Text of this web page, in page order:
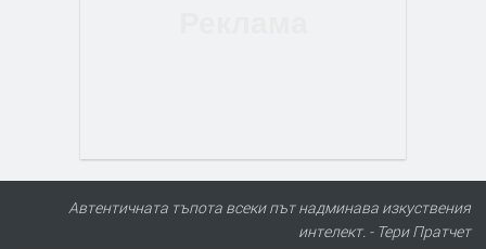
Автентичната тъпота всеки път надминава изкуствения
интелект. - Тери Пратчет